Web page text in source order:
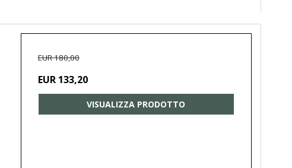
EUR 180,00
EUR 133,20
VISUALIZZA PRODOTTO